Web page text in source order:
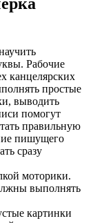
Рабочие
канцелярских
простые
выводить
помогут
правильную
пишущего
сразу
моторики.
выполнять
картинки